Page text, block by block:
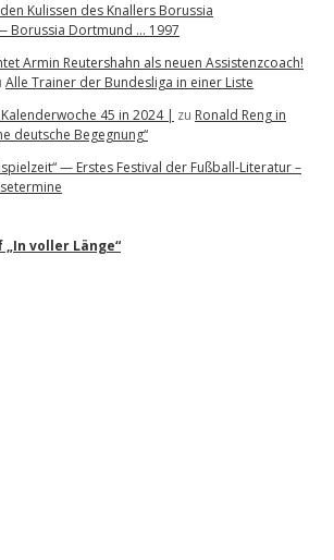
Kulissen des Knallers Borussia
Borussia Dortmund … 1997
Armin Reutershahn als neuen Assistenzcoach!
Alle Trainer der Bundesliga in einer Liste
45 in 2024 | zu Ronald Reng in
deutsche Begegnung“
— Erstes Festival der Fußball-Literatur –
voller Länge“